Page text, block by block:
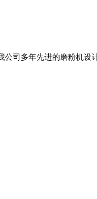
司多年先进的磨粉机设